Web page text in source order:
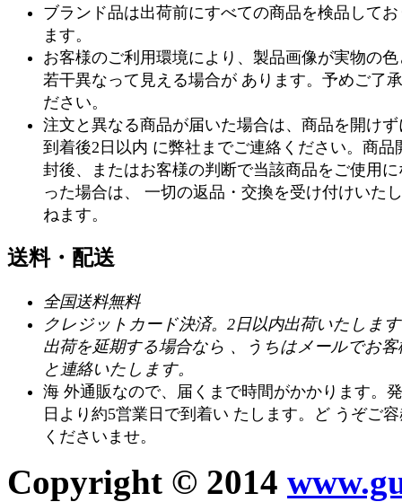
ブランド品は出荷前にすべての商品を検品してお
ます。
お客様のご利用環境により、製品画像が実物の色
若干異なって見える場合が あります。予めご了
ださい。
注文と異なる商品が届いた場合は、商品を開けず
到着後2日以内 に弊社までご連絡ください。商品
封後、またはお客様の判断で当該商品をご使用に
った場合は、 一切の返品・交換を受け付けいた
ねます。
送料・配送
全国送料無料
クレジットカード決済。2日以内出荷いたしま
出荷を延期する場合なら 、うちはメールでお客
と連絡いたします。
海 外通販なので、届くまで時間がかかります。
日より約5営業日で到着い たします。ど うぞご
くださいませ。
Copyright © 2014